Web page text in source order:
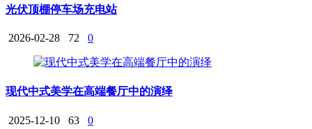
光伏顶棚停车场充电站
2026-02-28 72 0
现代中式美学在高端餐厅中的演绎
2025-12-10 63 0